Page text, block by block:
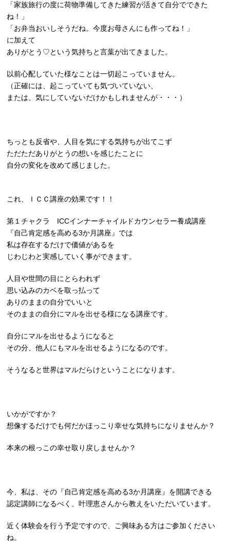
「家族旅行の度に荷物準備してきた練習が活きて自分でできた
ね！」
「お弁当おいしそうだね。今度お母さんにも作ってね！」
に加えて
ありがとう♡という気持ちと言葉が出てきました。
以前心配していた様なことは一切起こっていません。
（正確には、起こっていても気づいていない、
または、気にしていないだけかもしれませんが・・・）
ちっとも反省や、人目を気にする気持ちが出てこず
ただただありがとうの想いを感じたことに
自分の変化を改めて感じました。
これ、ＩＣＣ講座の効果です！！
第１チャクラ ICCインナーチャイルドカウンセラー養成講座
『自己肯定感を高める3か月講座』では
私は存在するだけで価値があるを
じわじわと実感していく事ができます。
人目や世間の目にとらわれず
思い込みのカベを取っ払って
ありのままの自分でいいと
そのままの自分にマルを出せる様になる講座です。
自分にマルを出せるようになると
その分、他人にもマルを出せるようになるのです。
そうなると世界はマルだらけということになります。
いかがですか？
想像するだけでも何だかほっこり幸せな気持ちになりませんか？
本来の根っこの幸せ取り戻しませんか？
今、私は、その『自己肯定感を高める3か月講座』を開講できる
認定講師になるべく、叶理恵さんから教えをいただいています。
近く体験会を行う予定ですので、ご興味ある方はご参加ください
ね。